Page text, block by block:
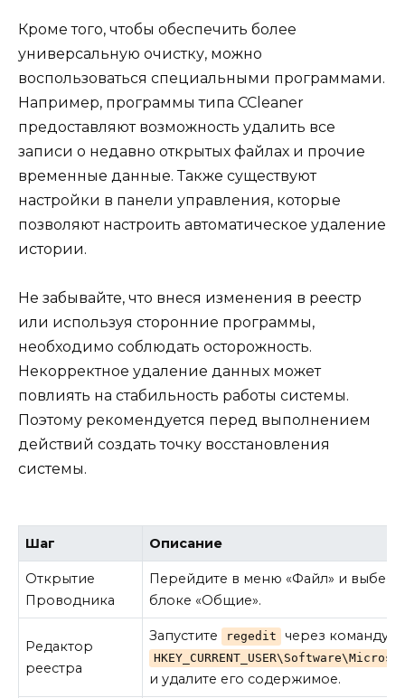
Кроме того, чтобы обеспечить более
универсальную очистку, можно
воспользоваться специальными программами.
Например, программы типа CCleaner
предоставляют возможность удалить все
записи о недавно открытых файлах и прочие
временные данные. Также существуют
настройки в панели управления, которые
позволяют настроить автоматическое удаление
истории.
Не забывайте, что внеся изменения в реестр
или используя сторонние программы,
необходимо соблюдать осторожность.
Некорректное удаление данных может
повлиять на стабильность работы системы.
Поэтому рекомендуется перед выполнением
действий создать точку восстановления
системы.
Шаг Описание
Открытие
Проводника
Перейдите в меню «Файл» и
блоке «Общие».
Редактор
реестра
Запустите regedit через команду
и удалите его содержимое.